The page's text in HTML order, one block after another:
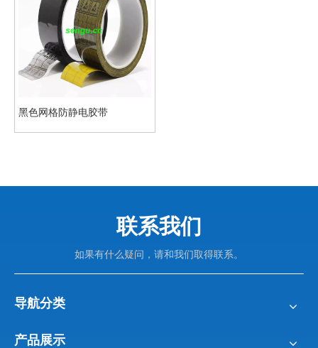
黑色网格防静电胶带
联系我们
如果有什么疑问，请和我们取得联系。
导航分类
产品展示